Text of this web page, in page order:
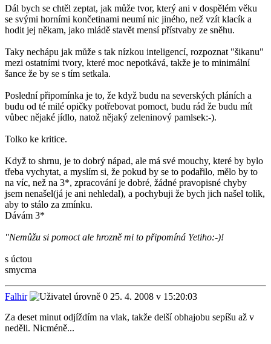
Dál bych se chtěl zeptat, jak může tvor, který ani v dospělém věku
se svými horními končetinami neumí nic jiného, než vzít klacík a
hodit jej někam, jako mládě stavět mensí přístvaby ze sněhu.
Taky nechápu jak může s tak nízkou inteligencí, rozpoznat "šikanu"
mezi ostatními tvory, které moc nepotkává, takže je to minimální
šance že by se s tím setkala.
Poslední připomínka je to, že když budu na severských pláních a
budu od té milé opičky potřebovat pomoct, budu rád že budu mít
vůbec nějaké jídlo, natož nějaký zeleninový pamlsek:-).
Tolko ke kritice.
Když to shrnu, je to dobrý nápad, ale má své mouchy, které by bylo
třeba vychytat, a myslím si, že pokud by se to podařilo, mělo by to
na víc, než na 3*, zpracování je dobré, žádné pravopisné chyby
jsem nenašel(já je ani nehledal), a pochybuji že bych jich našel tolik,
aby to stálo za zmínku.
Dávám 3*
"Nemůžu si pomoct ale hrozně mi to připomíná Yetiho:-)!
s úctou
smycma
Falhir
25. 4. 2008 v 15:20:03
Za deset minut odjíždím na vlak, takže delší obhajobu sepíšu až v
neděli. Nicméně...